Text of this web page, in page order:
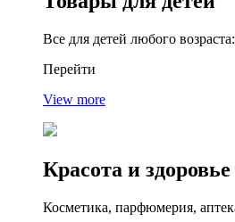
Все для детей любого
Перейти
View more
Красота и здоровье
Косметика, парфюмерия,